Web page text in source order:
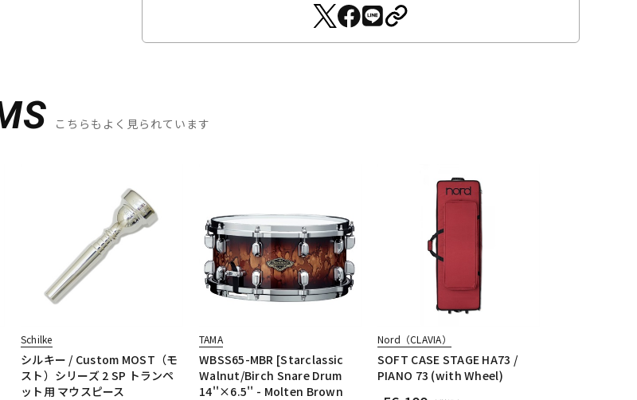
こちらもよく見られています
Schilke
シルキー / Custom MOST（モ
スト）シリーズ 2 SP トランペ
ット用 マウスピース
TAMA
WBSS65-MBR [Starclassic
Walnut/Birch Snare Drum
14''×6.5'' - Molten Brown
Nord（CLAVIA）
SOFT CASE STAGE HA73 /
PIANO 73 (with Wheel)